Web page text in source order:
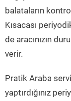
balataların
Kısacası
de aracınızın
verir.
Pratik Araba
yaptırdığınız